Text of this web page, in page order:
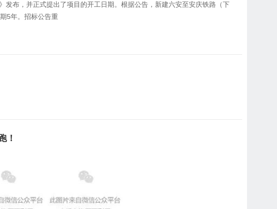
发布，并正式提出了项目的开工日期。根据公告，新建六安至安庆铁路（下
5年。招标公告重
！